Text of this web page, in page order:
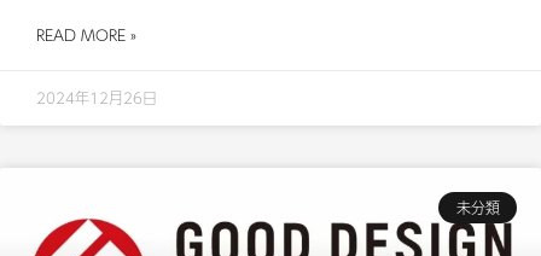
READ MORE »
2024年12月26日
未分類